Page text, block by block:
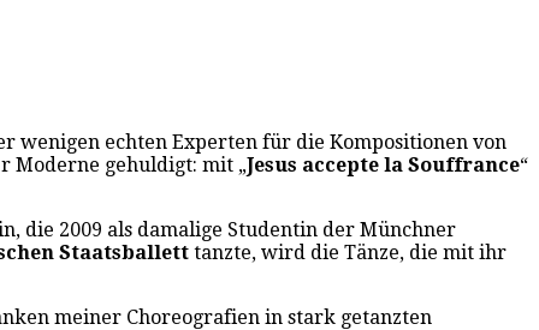
wenigen echten Experten für die Kompositionen von
Moderne gehuldigt: mit „Jesus accepte la Souffrance“
die 2009 als damalige Studentin der Münchner
Staatsballett tanzte, wird die Tänze, die mit ihr
meiner Choreografien in stark getanzten